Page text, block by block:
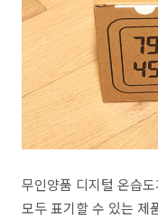
무인양품 디지털 온습
모두 표기할 수 있는 제